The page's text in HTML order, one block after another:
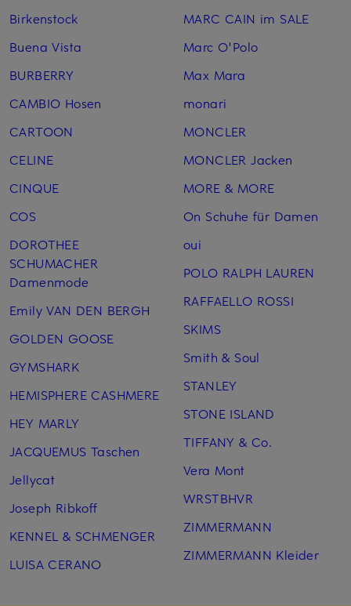
Birkenstock
Buena Vista
BURBERRY
CAMBIO Hosen
CARTOON
CELINE
CINQUE
COS
DOROTHEE
SCHUMACHER
Damenmode
Emily VAN DEN BERGH
GOLDEN GOOSE
GYMSHARK
HEMISPHERE CASHMERE
HEY MARLY
JACQUEMUS Taschen
Jellycat
Joseph Ribkoff
KENNEL & SCHMENGER
LUISA CERANO
MARC CAIN im SALE
Marc O'Polo
Max Mara
monari
MONCLER
MONCLER Jacken
MORE & MORE
On Schuhe für Damen
oui
POLO RALPH LAUREN
RAFFAELLO ROSSI
SKIMS
Smith & Soul
STANLEY
STONE ISLAND
TIFFANY & Co.
Vera Mont
WRSTBHVR
ZIMMERMANN
ZIMMERMANN Kleider